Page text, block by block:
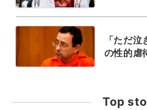
「ただ
の性的虐
Top